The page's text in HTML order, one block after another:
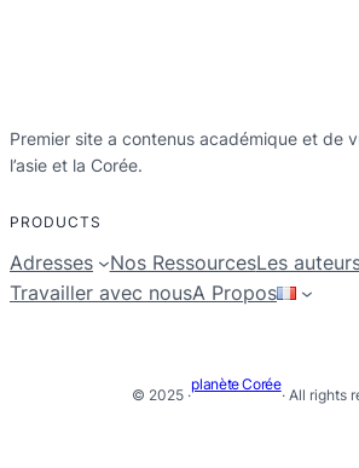
Premier site a contenus académique et de
l’asie et la Corée.
PRODUCTS
Adresses Nos RessourcesLes
Travailler avec nousA Propos
© 2025 ·
planète Corée
· All rights